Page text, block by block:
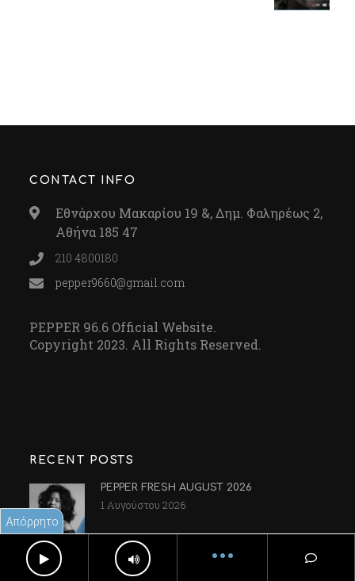
CONTACT INFO
Εθνάρχου Μακαρίου 19 &, Δημ. Φαληρέως 2,
Αθήνα 185 47
210 4800180
pepper9660@gmail.com
PEPPER 96.6 Official Website.
Copyright 2023. All Rights Reserved.
Απόρρητο
RECENT POSTS
PEPPER FRESH AUGUST 2026
1 Αυγούστου 2026
Salt & Pepper moments•••